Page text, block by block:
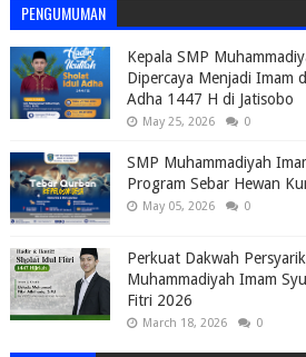
PENGUMUMAN
Kepala SMP
Dipercaya Menjadi Imam
Adha 1447 H di Jatisobo
May 25, 2026 0
SMP Muhammadiyah
Program Sebar Hewan
May 05, 2026 0
Perkuat Dakwah
Muhammadiyah Imam
Fitri 2026
March 18, 2026 0